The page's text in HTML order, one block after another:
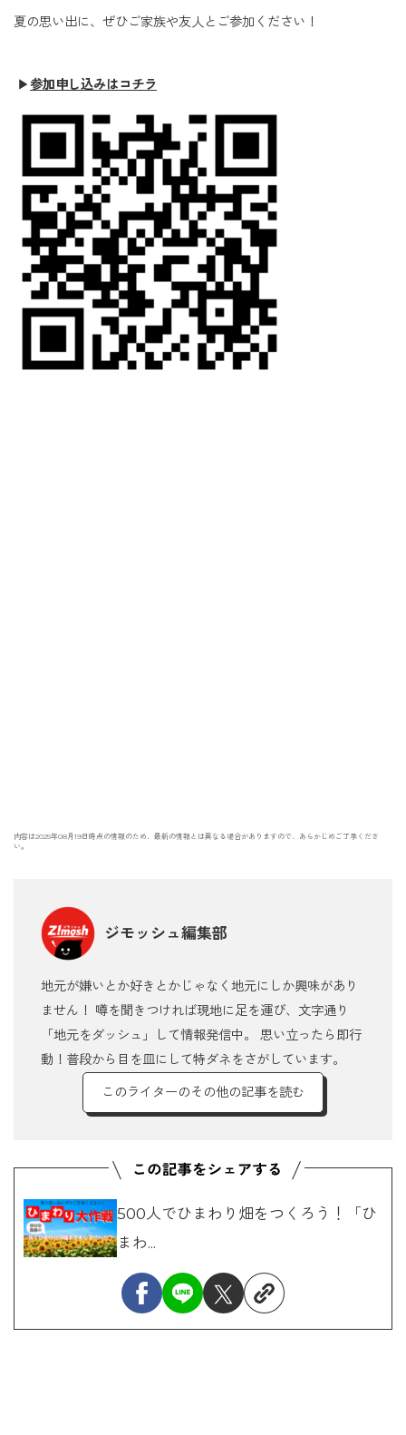
夏の思い出に、ぜひご家族や友人とご参加ください！
▶参加申し込みはコチラ
内容は2025年08月19日時点の情報のため、最新の情報とは異なる場合がありますので、あらかじめご了承くださ
い。
ジモッシュ編集部
地元が嫌いとか好きとかじゃなく地元にしか興味があり
ません！ 噂を聞きつければ現地に足を運び、文字通り
「地元をダッシュ」して情報発信中。 思い立ったら即行
動！普段から目を皿にして特ダネをさがしています。
このライターのその他の記事を読む
500人でひまわり畑をつくろう！「ひ
まわ...